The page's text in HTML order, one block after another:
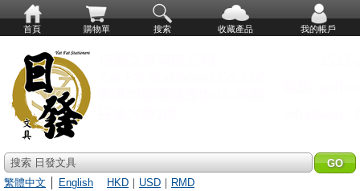
首頁 購物單 搜索 收藏產品 我的帳戶
搜索 日發文具
繁體中文
English HKD ｜ USD ｜ RMD